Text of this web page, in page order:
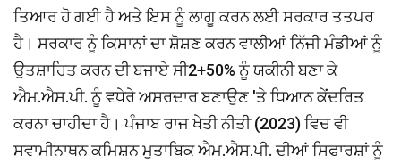
ਤਿਆਰ ਹੋ ਗਈ ਹੈ ਅਤੇ ਇਸ ਨੂੰ ਲਾਗੂ ਕਰਨ ਲਈ ਸਰਕਾਰ ਤਤਪਰ
ਹੈ। ਸਰਕਾਰ ਨੂੰ ਕਿਸਾਨਾਂ ਦਾ ਸ਼ੋਸ਼ਣ ਕਰਨ ਵਾਲੀਆਂ ਨਿੱਜੀ ਮੰਡੀਆਂ ਨੂੰ
ਉਤਸ਼ਾਹਿਤ ਕਰਨ ਦੀ ਬਜਾਏ ਸੀ2+50% ਨੂੰ ਯਕੀਨੀ ਬਣਾ ਕੇ
ਐਮ.ਐਸ.ਪੀ. ਨੂੰ ਵਧੇਰੇ ਅਸਰਦਾਰ ਬਣਾਉਣ 'ਤੇ ਧਿਆਨ ਕੇਂਦਰਿਤ
ਕਰਨਾ ਚਾਹੀਦਾ ਹੈ। ਪੰਜਾਬ ਰਾਜ ਖੇਤੀ ਨੀਤੀ (2023) ਵਿਚ ਵੀ
ਸਵਾਮੀਨਾਥਨ ਕਮਿਸ਼ਨ ਮੁਤਾਬਿਕ ਐਮ.ਐਸ.ਪੀ. ਦੀਆਂ ਸਿਫਾਰਸ਼ਾਂ ਨੂੰ